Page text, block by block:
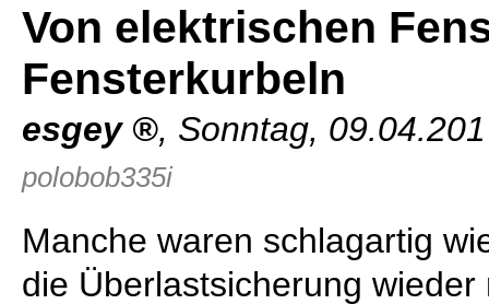
Von elektrischen
Fensterkurbeln
esgey , Sonntag,
polobob335i
Manche waren schlagartig
die Überlastsicherung